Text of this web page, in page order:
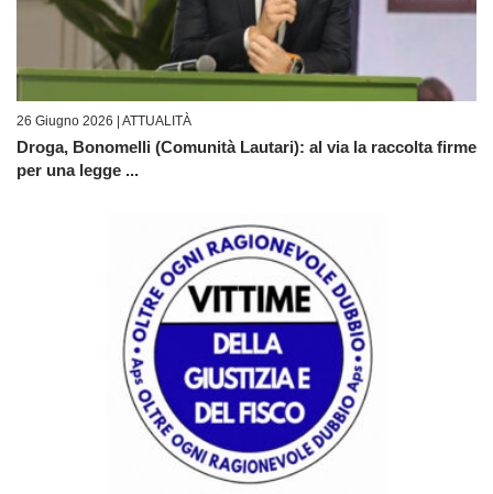
26 Giugno 2026 | ATTUALITÀ
Droga, Bonomelli (Comunità Lautari): al via la raccolta firme
per una legge ...